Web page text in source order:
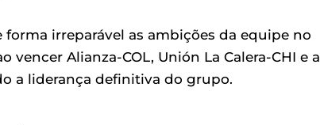
irreparável as ambições da equipe no
Alianza-COL, Unión La Calera-CHI e a
a liderança definitiva do grupo.